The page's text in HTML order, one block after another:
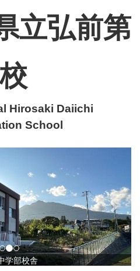
立弘前第
Daiichi
School
学部校舎
x
t